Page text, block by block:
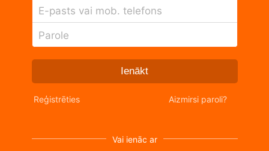
E-pasts vai mob. telefons
Parole
Ienākt
Reģistrēties Aizmirsi paroli?
Vai ienāc ar